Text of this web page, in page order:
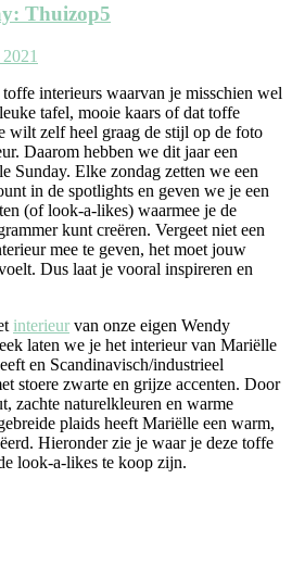
Thuizop5
interieurs waarvan je misschien wel
tafel, mooie kaars of dat toffe
wilt zelf heel graag de stijl op de foto
Daarom hebben we dit jaar een
Sunday. Elke zondag zetten we een
in de spotlights en geven we je een
(of look-a-likes) waarmee je de
kunt creëren. Vergeet niet een
mee te geven, het moet jouw
Dus laat je vooral inspireren en
interieur van onze eigen Wendy
laten we je het interieur van Mariëlle
en Scandinavisch/industrieel
stoere zwarte en grijze accenten. Door
zachte naturelkleuren en warme
plaids heeft Mariëlle een warm,
Hieronder zie je waar je deze toffe
look-a-likes te koop zijn.